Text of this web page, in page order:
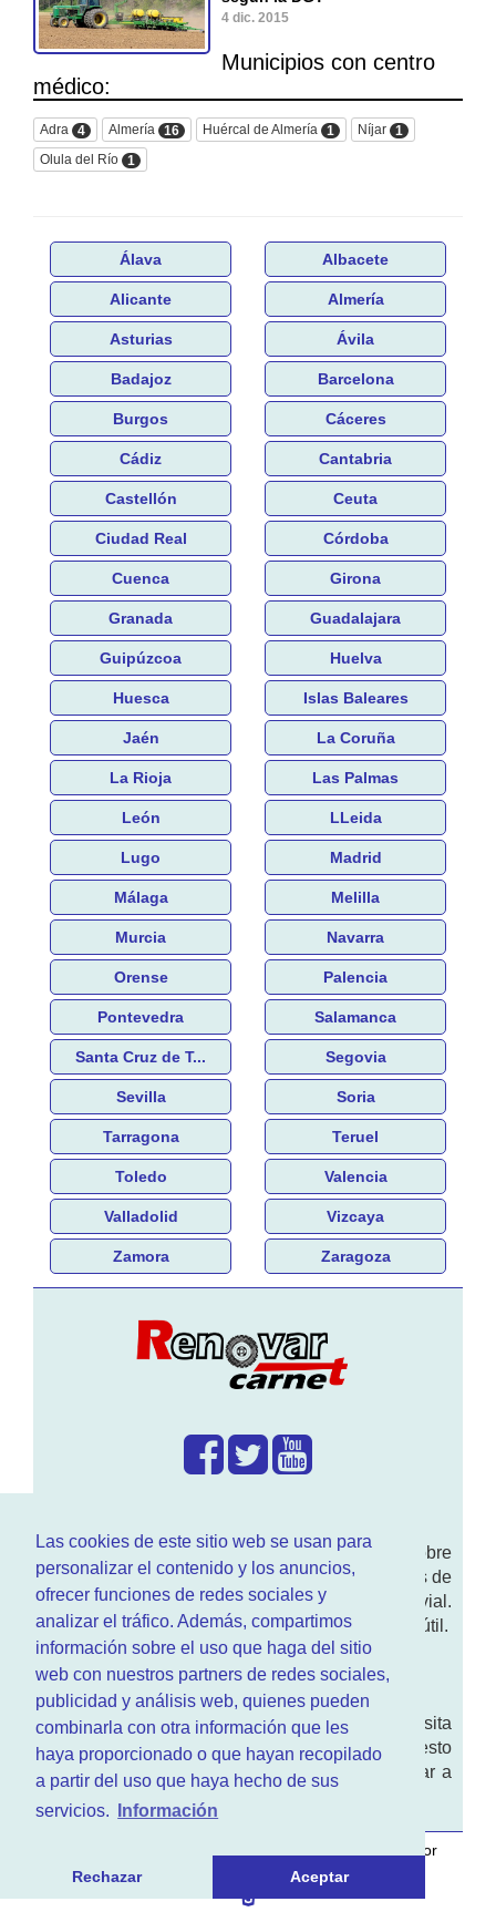
Las cookies de este sitio web se usan para
personalizar el contenido y los anuncios,
ofrecer funciones de redes sociales y
analizar el tráfico. Además, compartimos
información sobre el uso que haga del sitio
web con nuestros partners de redes sociales,
publicidad y análisis web, quienes pueden
combinarla con otra información que les
haya proporcionado o que hayan recopilado
a partir del uso que haya hecho de sus
servicios.
Información
Rechazar Aceptar
4 dic. 2015
Municipios con centro
médico:
Adra 4 Almería 16 Huércal de Almería 1 Níjar 1
Olula del Río 1
Álava Albacete
Alicante Almería
Asturias Ávila
Badajoz Barcelona
Burgos Cáceres
Cádiz Cantabria
Castellón Ceuta
Ciudad Real Córdoba
Cuenca Girona
Granada Guadalajara
Guipúzcoa Huelva
Huesca Islas Baleares
Jaén La Coruña
La Rioja Las Palmas
León LLeida
Lugo Madrid
Málaga Melilla
Murcia Navarra
Orense Palencia
Pontevedra Salamanca
Santa Cruz de T... Segovia
Sevilla Soria
Tarragona Teruel
Toledo Valencia
Valladolid Vizcaya
Zamora Zaragoza
Enwww.RenovarCarnet.comTe contamos sobre
larenovación del permisode conducir, noticias de
actualidad motor y sobre todo seguridad vial.
Ademas tenemos todo tipo de información DGT útil.
¿Quienes somos?
Quieres saber quien mantiene la pagina, visita
nuestrasección de contacto. Aquí tienes nuesto
aviso legal
. Basicamente no queremos engañar a
nadie.
por
.